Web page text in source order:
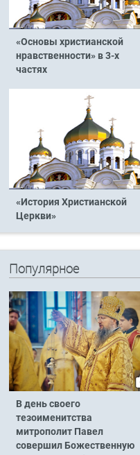
«Основы христианской
нравственности» в 3-х
частях
«История Христианской
Церкви»
Популярное
В день своего
тезоименитства
митрополит Павел
совершил Божественную